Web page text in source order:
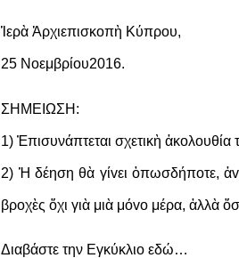
Ἱερὰ Ἀρχιεπισκoπὴ Κύπρoυ,
25 Νοεμβρίου2016.
ΣΗΜΕIΩΣΗ:
1) Ἐπισυνάπτεται σχετικὴ
2) Ἡ δέηση θὰ γίvει ὁπωσδήπoτε,
βρoχὲς ὄχι γιὰ μιὰ μόvo μέρα, ἀλλὰ
Διαβάστε την Εγκύκλιοεδώ…